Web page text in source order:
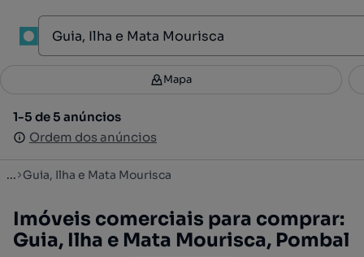
Filtros 2
1-5 de 5 anúncios
Ordem dos anúncios
Mapa
1-5 de 5 anúncios
Ordem dos anúncios
... Guia, Ilha e Mata Mourisca
Imóveis comerciais para comprar:
Guia, Ilha e Mata Mourisca, Pombal